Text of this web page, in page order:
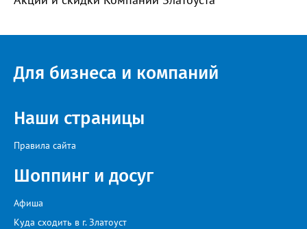
Для бизнеса и компаний
Наши страницы
Правила сайта
Шоппинг и досуг
Афиша
Куда сходить в г. Златоуст